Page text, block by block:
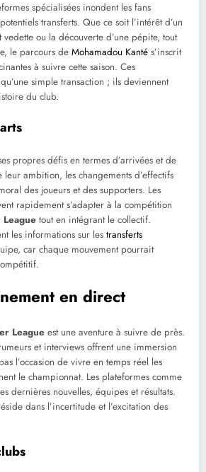
spécialisées inondent les fans
transferts. Que ce soit l’intérêt d’un
ou la découverte d’une pépite, tout
le parcours de Mohamadou Kanté s’inscrit
à suivre cette saison. Ces
simple transaction ; ils deviennent
du club.
propres défis en termes d’arrivées et de
ambition, les changements d’effectifs
des joueurs et des supporters. Les
rapidement s’adapter à la compétition
League tout en intégrant le collectif.
les informations sur les transferts
car chaque mouvement pourrait
en direct
League est une aventure à suivre de près.
et interviews offrent une immersion
l’occasion de vivre en temps réel les
le championnat. Les plateformes comme
dernières nouvelles, équipes et résultats.
dans l’incertitude et l’excitation des